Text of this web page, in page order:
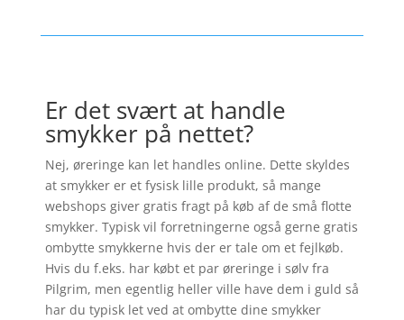
Er det svært at handle
smykker på nettet?
Nej, øreringe kan let handles online. Dette skyldes
at smykker er et fysisk lille produkt, så mange
webshops giver gratis fragt på køb af de små flotte
smykker. Typisk vil forretningerne også gerne gratis
ombytte smykkerne hvis der er tale om et fejlkøb.
Hvis du f.eks. har købt et par øreringe i sølv fra
Pilgrim, men egentlig heller ville have dem i guld så
har du typisk let ved at ombytte dine smykker